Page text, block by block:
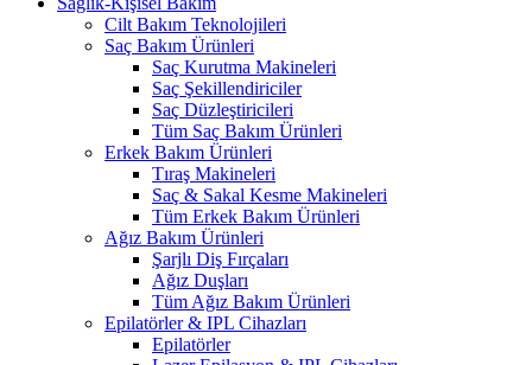
Cilt Bakım Teknolojileri
Saç Bakım Ürünleri
Saç Kurutma Makineleri
Saç Şekillendiriciler
Saç Düzleştiricileri
Tüm Saç Bakım Ürünleri
Erkek Bakım Ürünleri
Tıraş Makineleri
Saç & Sakal Kesme Makineleri
Tüm Erkek Bakım Ürünleri
Ağız Bakım Ürünleri
Şarjlı Diş Fırçaları
Ağız Duşları
Tüm Ağız Bakım Ürünleri
Epilatörler & IPL Cihazları
Epilatörler